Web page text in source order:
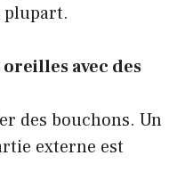
plupart.
avec des
des bouchons. Un
externe est